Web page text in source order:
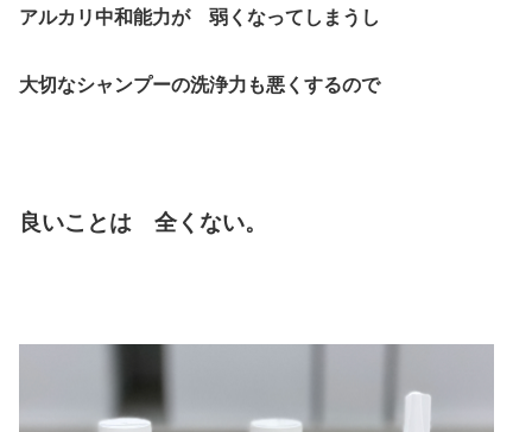
アルカリ中和能力が 弱くなってしまうし
大切なシャンプーの洗浄力も悪くするので
良いことは 全くない。